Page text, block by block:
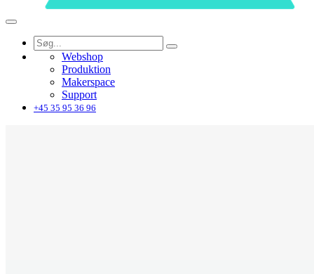
Webshop
Produktion
Makerspace
Support
+45 35 95 36 96